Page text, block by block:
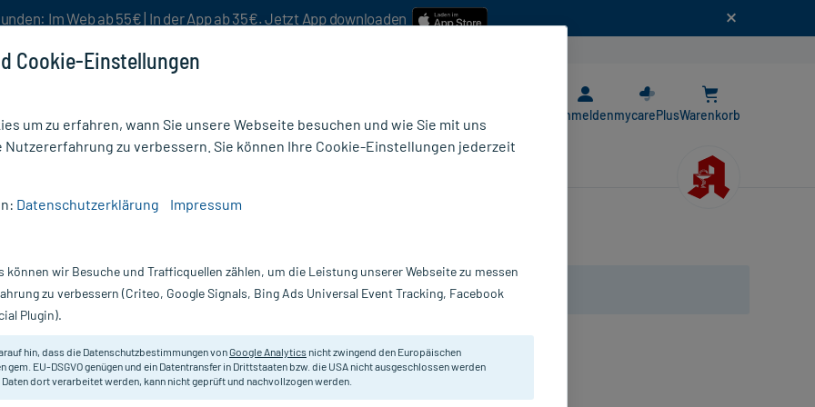
Im Web ab 55€ | In der App ab 35€. Jetzt App downloaden
AnmeldenmycarePlusWarenkorb
Nur für kurze Zeit:Gratis-Versand* ab 19€ Mindestbestellwert!
Kapseln, 60
Zein Pharma
Nahrungsergänzungsmittel mit natürlichem Myo-Inositol.
Cookie-Einstellungen
um zu erfahren, wann Sie unsere Webseite besuchen und wie Sie mit uns
Nutzererfahrung zu verbessern. Sie können Ihre Cookie-Einstellungen jederzeit
Datenschutzerklärung Impressum
können wir Besuche und Trafficquellen zählen, um die Leistung unserer Webseite zu messen
zu verbessern (Criteo, Google Signals, Bing Ads Universal Event Tracking, Facebook
Plugin).
hin, dass die Datenschutzbestimmungen vonGoogle Analytics nicht zwingend den Europäischen
gem. EU-DSGVO genügen und ein Datentransfer in Drittstaaten bzw. die USA nicht ausgeschlossen werden
Daten dort verarbeitet werden, kann nicht geprüft und nachvollzogen werden.